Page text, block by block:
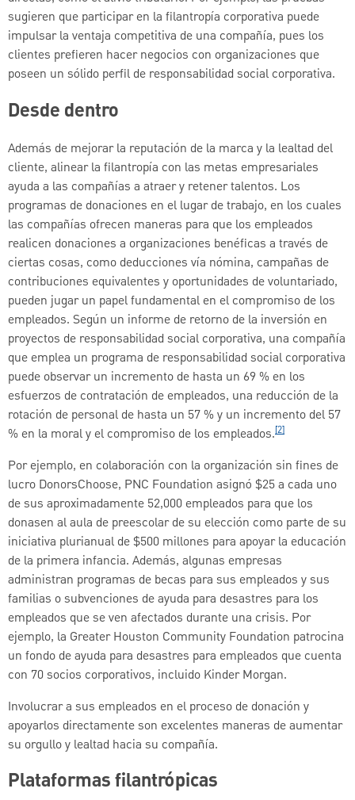
sugieren que participar en la filantropía corporativa puede
impulsar la ventaja competitiva de una compañía, pues los
clientes prefieren hacer negocios con organizaciones que
poseen un sólido perfil de responsabilidad social corporativa.
Desde dentro
Además de mejorar la reputación de la marca y la lealtad del
cliente, alinear la filantropía con las metas empresariales
ayuda a las compañías a atraer y retener talentos. Los
programas de donaciones en el lugar de trabajo, en los cuales
las compañías ofrecen maneras para que los empleados
realicen donaciones a organizaciones benéficas a través de
ciertas cosas, como deducciones vía nómina, campañas de
contribuciones equivalentes y oportunidades de voluntariado,
pueden jugar un papel fundamental en el compromiso de los
empleados. Según un informe de retorno de la inversión en
proyectos de responsabilidad social corporativa, una compañía
que emplea un programa de responsabilidad social corporativa
puede observar un incremento de hasta un 69 % en los
esfuerzos de contratación de empleados, una reducción de la
rotación de personal de hasta un 57 % y un incremento del 57
% en la moral y el compromiso de los empleados.[2]
Por ejemplo, en colaboración con la organización sin fines de
lucro DonorsChoose, PNC Foundation asignó $25 a cada uno
de sus aproximadamente 52,000 empleados para que los
donasen al aula de preescolar de su elección como parte de su
iniciativa plurianual de $500 millones para apoyar la educación
de la primera infancia. Además, algunas empresas
administran programas de becas para sus empleados y sus
familias o subvenciones de ayuda para desastres para los
empleados que se ven afectados durante una crisis. Por
ejemplo, la Greater Houston Community Foundation patrocina
un fondo de ayuda para desastres para empleados que cuenta
con 70 socios corporativos, incluido Kinder Morgan.
Involucrar a sus empleados en el proceso de donación y
apoyarlos directamente son excelentes maneras de aumentar
su orgullo y lealtad hacia su compañía.
Plataformas filantrópicas